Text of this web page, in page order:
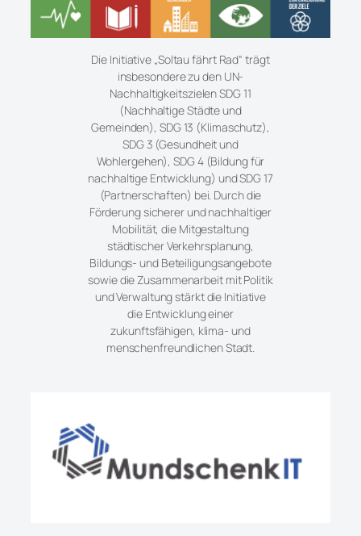
Die Initiative „Soltau fährt Rad“ trägt
insbesondere zu den UN-
Nachhaltigkeitszielen SDG 11
(Nachhaltige Städte und
Gemeinden), SDG 13 (Klimaschutz),
SDG 3 (Gesundheit und
Wohlergehen), SDG 4 (Bildung für
nachhaltige Entwicklung) und SDG 17
(Partnerschaften) bei. Durch die
Förderung sicherer und nachhaltiger
Mobilität, die Mitgestaltung
städtischer Verkehrsplanung,
Bildungs- und Beteiligungsangebote
sowie die Zusammenarbeit mit Politik
und Verwaltung stärkt die Initiative
die Entwicklung einer
zukunftsfähigen, klima- und
menschenfreundlichen Stadt.